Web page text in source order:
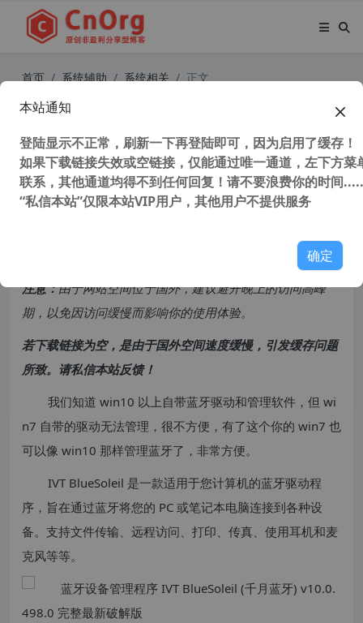
首页 系统辅助 系统相关 正文
蓝牙设备管理程序 IVT BlueSoleil (千
月蓝牙) v10.0.498.0完整最新破解版
38,766 次浏览次阅读
注意：由于网站空间位于国外，建议避开晚上的访问高峰
期，以免因访问缓慢而影响你的使用体验。
若下载链接为空，是由于国外空间速度缓慢，引发缓存问题
所致。请私信本站反馈！
我们知道 win10 以上自带蓝牙驱动和管理软件，但 wi
n7 自带的驱动无法管理，很不方便，有了这个你的 win7 也
可以像 win10 那样管理蓝牙了，非常方便。
IVT BlueSoleil 是一款适用于您计算机的蓝牙驱动程
序，旨在通过蓝牙将您的 PC 或笔记本电脑连接到各种设
备。支持文件传输、远程访问、打印、传真、使用耳机和麦
克风等等。
本站通知
登陆显示不正常，刷新一下再登陆即可，因为启用了缓存！
如果下载链接失效或空链接，仅能通过唯一通道，左下方菜
联系，其他通道均得不到任何回复！请不要浪费你的时间
“私信本站”仅限本站VIP用户，其他用户不提供服务
确定